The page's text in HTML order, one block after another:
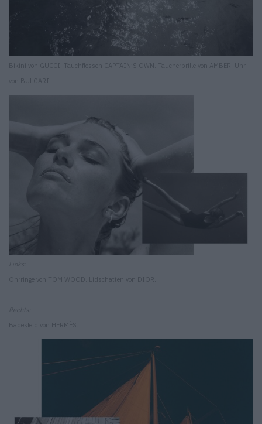
Bikini von GUCCI. Tauchflossen CAPTAIN’S OWN. Taucherbrille von AMBER. Uhr
von BULGARI.
Ohrringe von TOM WOOD. Lidschatten von DIOR.
Badekleid von HERMÈS.